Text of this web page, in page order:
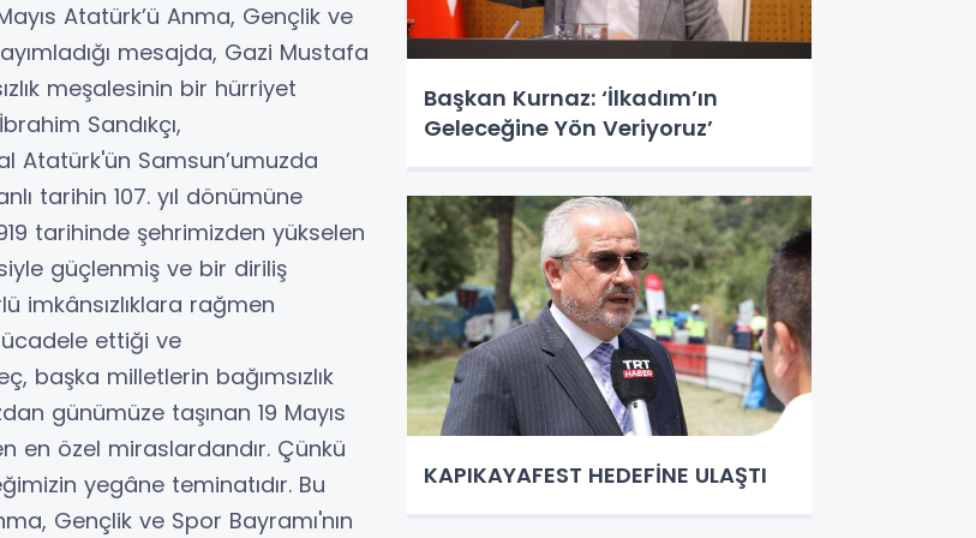
Atatürk’ü Anma, Gençlik ve
mesajda, Gazi Mustafa
meşalesinin bir hürriyet
Sandıkçı,
Atatürk'ün Samsun’umuzda
tarihin 107. yıl dönümüne
tarihinde şehrimizden yükselen
güçlenmiş ve bir diriliş
imkânsızlıklara rağmen
ettiği ve
başka milletlerin bağımsızlık
günümüze taşınan 19 Mayıs
en özel miraslardandır. Çünkü
yegâne teminatıdır. Bu
Gençlik ve Spor Bayramı'nın
Başkan Kurnaz: ‘İlkadım’ın
Geleceğine Yön Veriyoruz’
KAPIKAYAFEST HEDEFİNE ULAŞTI